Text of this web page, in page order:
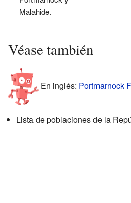
Malahide.
Véase también
En inglés: Portmarnock
Lista de poblaciones de la